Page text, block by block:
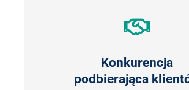
Konkurencja
podbierająca